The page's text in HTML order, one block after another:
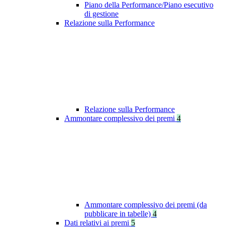
Piano della Performance/Piano esecutivo
di gestione
Relazione sulla Performance
Relazione sulla Performance
Ammontare complessivo dei premi 4
Ammontare complessivo dei premi (da
pubblicare in tabelle) 4
Dati relativi ai premi 5